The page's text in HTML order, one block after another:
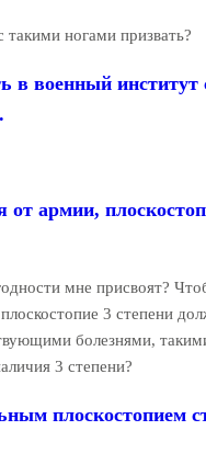
ногами призвать?
в военный институт
от армии,
мне присвоят?
3 степени
болезнями,
3 степени?
плоскостопием